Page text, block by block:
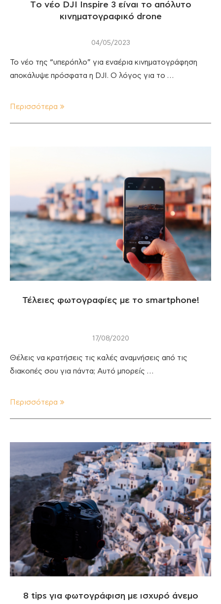
Τo νέο DJI Inspire 3 είναι το απόλυτο
κινηματογραφικό drone
04/05/2023
Το νέο της “υπερόπλο” για εναέρια κινηματογράφηση
αποκάλυψε πρόσφατα η DJI. Ο λόγος για το …
Περισσότερα
Τέλειες φωτογραφίες με το smartphone!
17/08/2020
Θέλεις να κρατήσεις τις καλές αναμνήσεις από τις
διακοπές σου για πάντα; Αυτό μπορείς …
Περισσότερα
8 tips για φωτογράφιση με ισχυρό άνεμο